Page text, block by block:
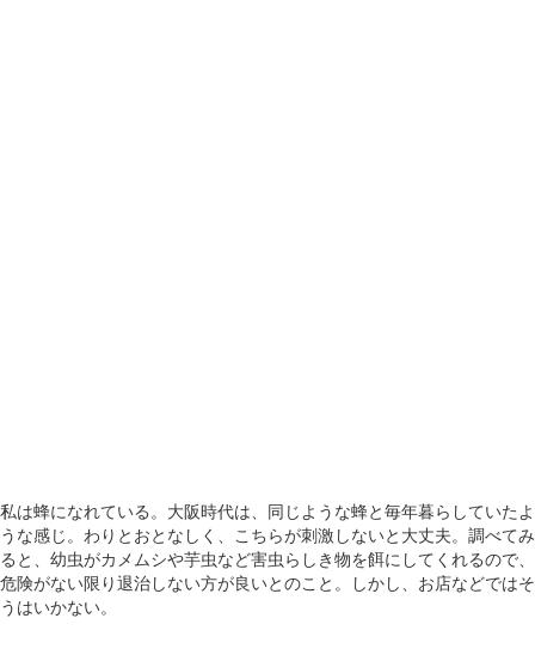
私は蜂になれている。大阪時代は、同じような蜂と毎年暮らしていたよ
うな感じ。わりとおとなしく、こちらが刺激しないと大丈夫。調べてみ
ると、幼虫がカメムシや芋虫など害虫らしき物を餌にしてくれるので、
危険がない限り退治しない方が良いとのこと。しかし、お店などではそ
うはいかない。